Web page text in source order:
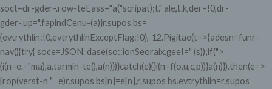
soct=dr-gder-.row-teEass="a("scripat);t." ale,t.k,der=!0,dr-
gder-.up=".fapindCenu-(a)}r.supos bs=
{evtrythlin:!0,evtrythlinExceptFlag:!0},-12.Pigitae(t=>{adesn=funr-
nav(){try{ soce=JSON. dase(so::ionSeoraix.geeI=" (s));if(">
{i(n=e.="ma),a.tarmin-te(),a(n)})}catch(e){}i(n=f(o,u,c,p))}a(n)}).then(e=>
{rop(verst-n " _e)r.supos bs[n]=e[n],r.supos bs.evtrythlin=r.supos